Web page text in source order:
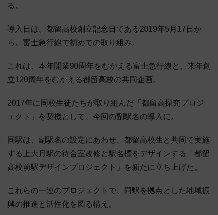
る。
導入日は、都留高校創立記念日である2019年5月17日か
ら。富士急行線で初めての取り組み。
これは、本年開業90周年をむかえる富士急行線と、来年創
立120周年をむかえる都留高校の共同企画。
2017年に同校生徒たちが取り組んだ「都留高探究プロジ
ェクト」を契機として、今回の副駅名の導入に。
同駅は、副駅名の設定にあわせ、都留高校生と共同で実施
する上大月駅の待合室改修と駅名標をデザインする「都留
高校前駅デザインプロジェクト」を新たに立ち上げた。
これらの一連のプロジェクトで、同駅を拠点とした地域振
興の推進と活性化を図る構え。